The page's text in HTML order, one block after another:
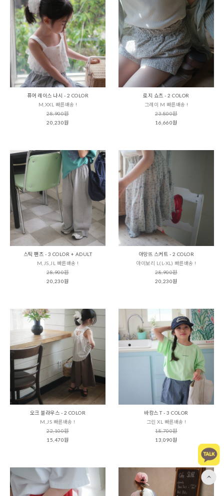
퓨어 레이스 나시 - 2 COLOR
M,XXL 빠른배송 !
28,900원
20,230원
로지 쇼츠 - 2 COLOR
그레이 M 빠른배송 !
23,800원
16,660원
스틱 팬츠 - 3 COLOR + ADULT
M,JS,JL 빠른배송 !
28,900원
20,230원
아망뜨 스커트 - 2 COLOR
아이보리 L(L-XL) 빠른배송 !
28,900원
20,230원
오크 블라우스 - 2 COLOR
M,JS 빠른배송 !
22,100원
15,470원
바캉스 T - 3 COLOR
그린 XL 빠른배송 !
18,700원
13,090원